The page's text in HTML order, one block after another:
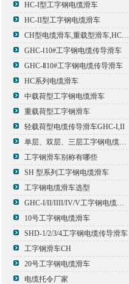
HC-I型工字钢电缆滑车
HC-II型工字钢电缆滑车
CH型电缆滑车,重载型滑车,HC型滑车
GHC-Ⅰ10#工字钢电缆传导滑车
GHC-Ⅱ10#工字钢电缆传导滑车
HC系列电缆滑车
中载荷型工字钢电缆滑车
重载荷型工字钢滑车
轻载荷型电缆传导滑车GHC-I,II
单层、双层、三层工字钢电缆传导滑车
工字钢滑车别称有哪些
SH 型系列工字钢电缆滑车
工字钢电缆滑车选型
GHC-I/II/IIII/IV/V工字钢电缆滑车
10号工字钢电缆滑车
SHD-1/2/3/4工字钢电缆传导滑车
工字钢滑车CH
20号工字钢电缆滑车
电缆托令厂家